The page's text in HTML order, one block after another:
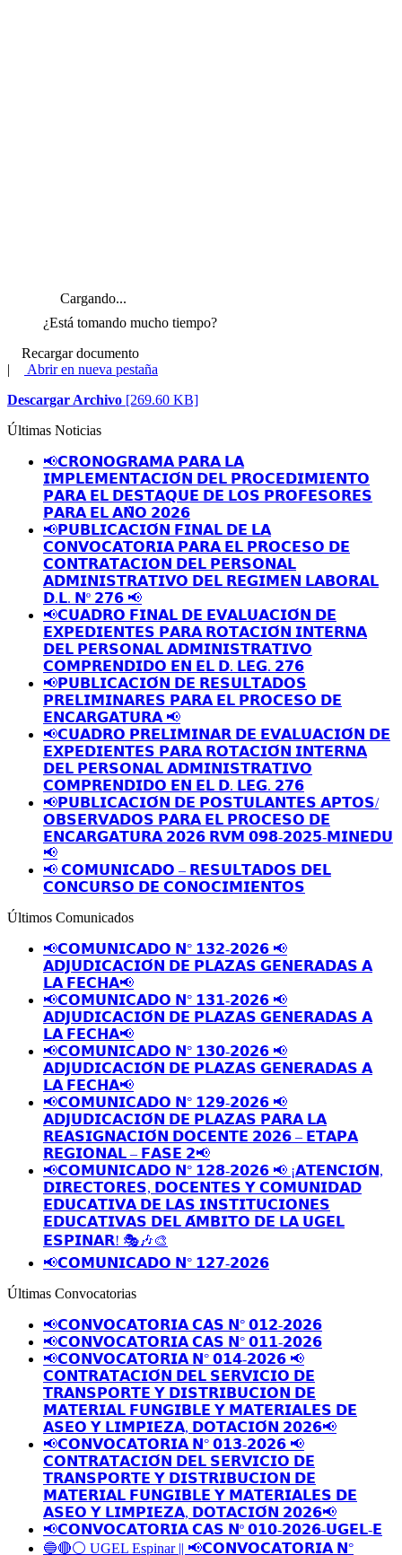
Cargando...
¿Está tomando mucho tiempo?
Recargar documento
|
Abrir en nueva pestaña
Descargar Archivo [269.60 KB]
Últimas Noticias
📢𝗖𝗥𝗢𝗡𝗢𝗚𝗥𝗔𝗠𝗔 𝗣𝗔𝗥𝗔 𝗟𝗔
𝗜𝗠𝗣𝗟𝗘𝗠𝗘𝗡𝗧𝗔𝗖𝗜𝗢́𝗡 𝗗𝗘𝗟 𝗣𝗥𝗢𝗖𝗘𝗗𝗜𝗠𝗜𝗘𝗡𝗧𝗢
𝗣𝗔𝗥𝗔 𝗘𝗟 𝗗𝗘𝗦𝗧𝗔𝗤𝗨𝗘 𝗗𝗘 𝗟𝗢𝗦 𝗣𝗥𝗢𝗙𝗘𝗦𝗢𝗥𝗘𝗦
𝗣𝗔𝗥𝗔 𝗘𝗟 𝗔𝗡̃𝗢 𝟮𝟬𝟮𝟲
📢𝗣𝗨𝗕𝗟𝗜𝗖𝗔𝗖𝗜𝗢́𝗡 𝗙𝗜𝗡𝗔𝗟 𝗗𝗘 𝗟𝗔
𝗖𝗢𝗡𝗩𝗢𝗖𝗔𝗧𝗢𝗥𝗜𝗔 𝗣𝗔𝗥𝗔 𝗘𝗟 𝗣𝗥𝗢𝗖𝗘𝗦𝗢 𝗗𝗘
𝗖𝗢𝗡𝗧𝗥𝗔𝗧𝗔𝗖𝗜𝗢𝗡 𝗗𝗘𝗟 𝗣𝗘𝗥𝗦𝗢𝗡𝗔𝗟
𝗔𝗗𝗠𝗜𝗡𝗜𝗦𝗧𝗥𝗔𝗧𝗜𝗩𝗢 𝗗𝗘𝗟 𝗥𝗘𝗚𝗜𝗠𝗘𝗡 𝗟𝗔𝗕𝗢𝗥𝗔𝗟
𝗗.𝗟. 𝗡º 𝟮𝟳𝟲 📢
📢𝗖𝗨𝗔𝗗𝗥𝗢 𝗙𝗜𝗡𝗔𝗟 𝗗𝗘 𝗘𝗩𝗔𝗟𝗨𝗔𝗖𝗜𝗢́𝗡 𝗗𝗘
𝗘𝗫𝗣𝗘𝗗𝗜𝗘𝗡𝗧𝗘𝗦 𝗣𝗔𝗥𝗔 𝗥𝗢𝗧𝗔𝗖𝗜𝗢́𝗡 𝗜𝗡𝗧𝗘𝗥𝗡𝗔
𝗗𝗘𝗟 𝗣𝗘𝗥𝗦𝗢𝗡𝗔𝗟 𝗔𝗗𝗠𝗜𝗡𝗜𝗦𝗧𝗥𝗔𝗧𝗜𝗩𝗢
𝗖𝗢𝗠𝗣𝗥𝗘𝗡𝗗𝗜𝗗𝗢 𝗘𝗡 𝗘𝗟 𝗗. 𝗟𝗘𝗚. 𝟮𝟳𝟲
📢𝗣𝗨𝗕𝗟𝗜𝗖𝗔𝗖𝗜𝗢́𝗡 𝗗𝗘 𝗥𝗘𝗦𝗨𝗟𝗧𝗔𝗗𝗢𝗦
𝗣𝗥𝗘𝗟𝗜𝗠𝗜𝗡𝗔𝗥𝗘𝗦 𝗣𝗔𝗥𝗔 𝗘𝗟 𝗣𝗥𝗢𝗖𝗘𝗦𝗢 𝗗𝗘
𝗘𝗡𝗖𝗔𝗥𝗚𝗔𝗧𝗨𝗥𝗔 📢
📢𝗖𝗨𝗔𝗗𝗥𝗢 𝗣𝗥𝗘𝗟𝗜𝗠𝗜𝗡𝗔𝗥 𝗗𝗘 𝗘𝗩𝗔𝗟𝗨𝗔𝗖𝗜𝗢́𝗡 𝗗𝗘
𝗘𝗫𝗣𝗘𝗗𝗜𝗘𝗡𝗧𝗘𝗦 𝗣𝗔𝗥𝗔 𝗥𝗢𝗧𝗔𝗖𝗜𝗢́𝗡 𝗜𝗡𝗧𝗘𝗥𝗡𝗔
𝗗𝗘𝗟 𝗣𝗘𝗥𝗦𝗢𝗡𝗔𝗟 𝗔𝗗𝗠𝗜𝗡𝗜𝗦𝗧𝗥𝗔𝗧𝗜𝗩𝗢
𝗖𝗢𝗠𝗣𝗥𝗘𝗡𝗗𝗜𝗗𝗢 𝗘𝗡 𝗘𝗟 𝗗. 𝗟𝗘𝗚. 𝟮𝟳𝟲
📢𝗣𝗨𝗕𝗟𝗜𝗖𝗔𝗖𝗜𝗢́𝗡 𝗗𝗘 𝗣𝗢𝗦𝗧𝗨𝗟𝗔𝗡𝗧𝗘𝗦 𝗔𝗣𝗧𝗢𝗦/
𝗢𝗕𝗦𝗘𝗥𝗩𝗔𝗗𝗢𝗦 𝗣𝗔𝗥𝗔 𝗘𝗟 𝗣𝗥𝗢𝗖𝗘𝗦𝗢 𝗗𝗘
𝗘𝗡𝗖𝗔𝗥𝗚𝗔𝗧𝗨𝗥𝗔 𝟮𝟬𝟮𝟲 𝗥𝗩𝗠 𝟬𝟵𝟴-𝟮𝟬𝟮𝟱-𝗠𝗜𝗡𝗘𝗗𝗨
📢
📢 𝗖𝗢𝗠𝗨𝗡𝗜𝗖𝗔𝗗𝗢 – 𝗥𝗘𝗦𝗨𝗟𝗧𝗔𝗗𝗢𝗦 𝗗𝗘𝗟
𝗖𝗢𝗡𝗖𝗨𝗥𝗦𝗢 𝗗𝗘 𝗖𝗢𝗡𝗢𝗖𝗜𝗠𝗜𝗘𝗡𝗧𝗢𝗦
Últimos Comunicados
📢𝗖𝗢𝗠𝗨𝗡𝗜𝗖𝗔𝗗𝗢 𝗡° 𝟭𝟯𝟮-𝟮𝟬𝟮𝟲 📢
𝗔𝗗𝗝𝗨𝗗𝗜𝗖𝗔𝗖𝗜𝗢́𝗡 𝗗𝗘 𝗣𝗟𝗔𝗭𝗔𝗦 𝗚𝗘𝗡𝗘𝗥𝗔𝗗𝗔𝗦 𝗔
𝗟𝗔 𝗙𝗘𝗖𝗛𝗔📢
📢𝗖𝗢𝗠𝗨𝗡𝗜𝗖𝗔𝗗𝗢 𝗡° 𝟭𝟯𝟭-𝟮𝟬𝟮𝟲 📢
𝗔𝗗𝗝𝗨𝗗𝗜𝗖𝗔𝗖𝗜𝗢́𝗡 𝗗𝗘 𝗣𝗟𝗔𝗭𝗔𝗦 𝗚𝗘𝗡𝗘𝗥𝗔𝗗𝗔𝗦 𝗔
𝗟𝗔 𝗙𝗘𝗖𝗛𝗔📢
📢𝗖𝗢𝗠𝗨𝗡𝗜𝗖𝗔𝗗𝗢 𝗡° 𝟭𝟯𝟬-𝟮𝟬𝟮𝟲 📢
𝗔𝗗𝗝𝗨𝗗𝗜𝗖𝗔𝗖𝗜𝗢́𝗡 𝗗𝗘 𝗣𝗟𝗔𝗭𝗔𝗦 𝗚𝗘𝗡𝗘𝗥𝗔𝗗𝗔𝗦 𝗔
𝗟𝗔 𝗙𝗘𝗖𝗛𝗔📢
📢𝗖𝗢𝗠𝗨𝗡𝗜𝗖𝗔𝗗𝗢 𝗡° 𝟭𝟮𝟵-𝟮𝟬𝟮𝟲 📢
𝗔𝗗𝗝𝗨𝗗𝗜𝗖𝗔𝗖𝗜𝗢́𝗡 𝗗𝗘 𝗣𝗟𝗔𝗭𝗔𝗦 𝗣𝗔𝗥𝗔 𝗟𝗔
𝗥𝗘𝗔𝗦𝗜𝗚𝗡𝗔𝗖𝗜𝗢́𝗡 𝗗𝗢𝗖𝗘𝗡𝗧𝗘 𝟮𝟬𝟮𝟲 – 𝗘𝗧𝗔𝗣𝗔
𝗥𝗘𝗚𝗜𝗢𝗡𝗔𝗟 – 𝗙𝗔𝗦𝗘 𝟮📢
📢𝗖𝗢𝗠𝗨𝗡𝗜𝗖𝗔𝗗𝗢 𝗡° 𝟭𝟮𝟴-𝟮𝟬𝟮𝟲 📢 ¡𝗔𝗧𝗘𝗡𝗖𝗜𝗢́𝗡,
𝗗𝗜𝗥𝗘𝗖𝗧𝗢𝗥𝗘𝗦, 𝗗𝗢𝗖𝗘𝗡𝗧𝗘𝗦 𝗬 𝗖𝗢𝗠𝗨𝗡𝗜𝗗𝗔𝗗
𝗘𝗗𝗨𝗖𝗔𝗧𝗜𝗩𝗔 𝗗𝗘 𝗟𝗔𝗦 𝗜𝗡𝗦𝗧𝗜𝗧𝗨𝗖𝗜𝗢𝗡𝗘𝗦
𝗘𝗗𝗨𝗖𝗔𝗧𝗜𝗩𝗔𝗦 𝗗𝗘𝗟 𝗔́𝗠𝗕𝗜𝗧𝗢 𝗗𝗘 𝗟𝗔 𝗨𝗚𝗘𝗟
𝗘𝗦𝗣𝗜𝗡𝗔𝗥! 🎭🎶🎨
📢𝗖𝗢𝗠𝗨𝗡𝗜𝗖𝗔𝗗𝗢 𝗡° 𝟭𝟮𝟳-𝟮𝟬𝟮𝟲
Últimas Convocatorias
📢𝗖𝗢𝗡𝗩𝗢𝗖𝗔𝗧𝗢𝗥𝗜𝗔 𝗖𝗔𝗦 𝗡° 𝟬𝟭𝟮-𝟮𝟬𝟮𝟲
📢𝗖𝗢𝗡𝗩𝗢𝗖𝗔𝗧𝗢𝗥𝗜𝗔 𝗖𝗔𝗦 𝗡° 𝟬𝟭𝟭-𝟮𝟬𝟮𝟲
📢𝗖𝗢𝗡𝗩𝗢𝗖𝗔𝗧𝗢𝗥𝗜𝗔 𝗡° 𝟬𝟭𝟰-𝟮𝟬𝟮𝟲 📢
𝗖𝗢𝗡𝗧𝗥𝗔𝗧𝗔𝗖𝗜𝗢́𝗡 𝗗𝗘𝗟 𝗦𝗘𝗥𝗩𝗜𝗖𝗜𝗢 𝗗𝗘
𝗧𝗥𝗔𝗡𝗦𝗣𝗢𝗥𝗧𝗘 𝗬 𝗗𝗜𝗦𝗧𝗥𝗜𝗕𝗨𝗖𝗜𝗢𝗡 𝗗𝗘
𝗠𝗔𝗧𝗘𝗥𝗜𝗔𝗟 𝗙𝗨𝗡𝗚𝗜𝗕𝗟𝗘 𝗬 𝗠𝗔𝗧𝗘𝗥𝗜𝗔𝗟𝗘𝗦 𝗗𝗘
𝗔𝗦𝗘𝗢 𝗬 𝗟𝗜𝗠𝗣𝗜𝗘𝗭𝗔, 𝗗𝗢𝗧𝗔𝗖𝗜𝗢́𝗡 𝟮𝟬𝟮𝟲📢
📢𝗖𝗢𝗡𝗩𝗢𝗖𝗔𝗧𝗢𝗥𝗜𝗔 𝗡° 𝟬𝟭𝟯-𝟮𝟬𝟮𝟲 📢
𝗖𝗢𝗡𝗧𝗥𝗔𝗧𝗔𝗖𝗜𝗢́𝗡 𝗗𝗘𝗟 𝗦𝗘𝗥𝗩𝗜𝗖𝗜𝗢 𝗗𝗘
𝗧𝗥𝗔𝗡𝗦𝗣𝗢𝗥𝗧𝗘 𝗬 𝗗𝗜𝗦𝗧𝗥𝗜𝗕𝗨𝗖𝗜𝗢𝗡 𝗗𝗘
𝗠𝗔𝗧𝗘𝗥𝗜𝗔𝗟 𝗙𝗨𝗡𝗚𝗜𝗕𝗟𝗘 𝗬 𝗠𝗔𝗧𝗘𝗥𝗜𝗔𝗟𝗘𝗦 𝗗𝗘
𝗔𝗦𝗘𝗢 𝗬 𝗟𝗜𝗠𝗣𝗜𝗘𝗭𝗔, 𝗗𝗢𝗧𝗔𝗖𝗜𝗢́𝗡 𝟮𝟬𝟮𝟲📢
📢𝗖𝗢𝗡𝗩𝗢𝗖𝗔𝗧𝗢𝗥𝗜𝗔 𝗖𝗔𝗦 𝗡º 𝟬𝟭𝟬-𝟮𝟬𝟮𝟲-𝗨𝗚𝗘𝗟-𝗘
🔵🔴⚪️ UGEL Espinar || 📢𝗖𝗢𝗡𝗩𝗢𝗖𝗔𝗧𝗢𝗥𝗜𝗔 𝗡°